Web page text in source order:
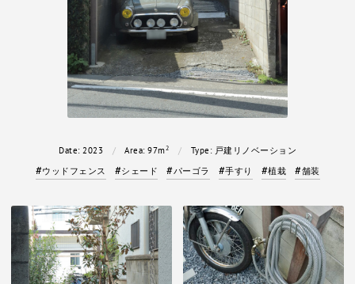
Date: 2023 Area:97m2 Type: 戸建リノベーション
ウッドフェンス
シェード パーゴラ 手すり 植栽 舗装